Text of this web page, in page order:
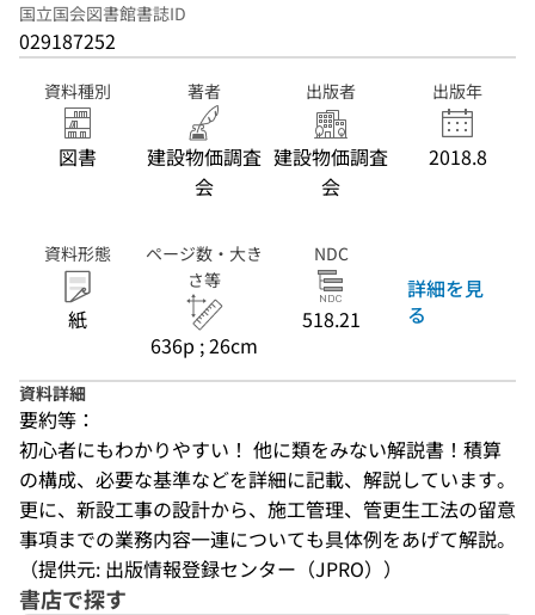
国立国会図書館書誌ID
029187252
資料種別
図書
著者
建設物価調査
会
出版者
建設物価調査
会
出版年
2018.8
資料形態
紙
ページ数・大き
さ等
636p ; 26cm
NDC
518.21
詳細を見
る
資料詳細
要約等：
初心者にもわかりやすい！ 他に類をみない解説書！積算
の構成、必要な基準などを詳細に記載、解説しています。
更に、新設工事の設計から、施工管理、管更生工法の留意
事項までの業務内容一連についても具体例をあげて解説。
（提供元: 出版情報登録センター（JPRO））
書店で探す